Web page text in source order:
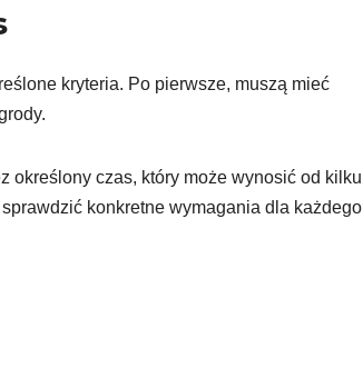
kryteria. Po pierwsze, muszą mieć
określony czas, który może wynosić od kilku
konkretne wymagania dla każdego